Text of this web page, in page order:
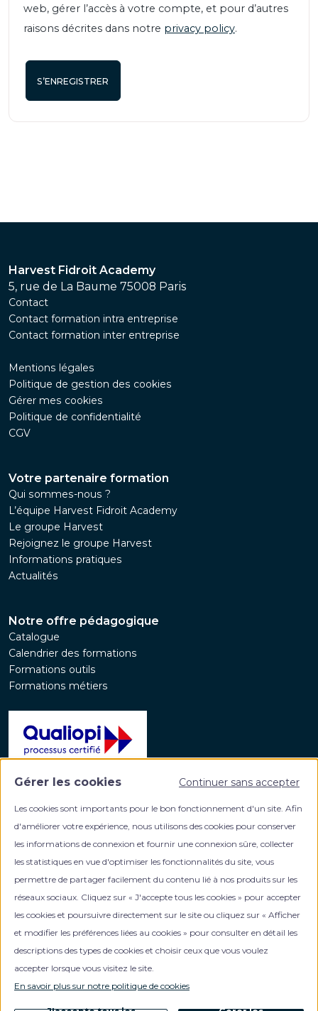
web, gérer l’accès à votre compte, et pour d’autres
raisons décrites dans notre privacy policy.
S’ENREGISTRER
Harvest Fidroit Academy
5, rue de La Baume 75008 Paris
Contact
Contact formation intra entreprise
Contact formation inter entreprise
Mentions légales
Politique de gestion des cookies
Gérer mes cookies
Politique de confidentialité
CGV
Votre partenaire formation
Qui sommes-nous ?
L’équipe Harvest Fidroit Academy
Le groupe Harvest
Rejoignez le groupe Harvest
Informations pratiques
Actualités
Notre offre pédagogique
Catalogue
Calendrier des formations
Formations outils
Formations métiers
catégorie d'action suivante :
ACTIONS DE FORMATION
Votre partenaire formation en gestion de patrimoine
NOUS CONTACTER
Gérer les cookies Continuer sans accepter
Les cookies sont importants pour le bon fonctionnement d'un site. Afin
d'améliorer votre expérience, nous utilisons des cookies pour conserver
les informations de connexion et fournir une connexion sûre, collecter
les statistiques en vue d'optimiser les fonctionnalités du site, vous
permettre de partager facilement du contenu lié à nos produits sur les
réseaux sociaux. Cliquez sur « J'accepte tous les cookies » pour accepter
les cookies et poursuivre directement sur le site ou cliquez sur « Afficher
et modifier les préférences liées au cookies » pour consulter en détail les
descriptions des types de cookies et choisir ceux que vous voulez
accepter lorsque vous visitez le site.
En savoir plus sur notre politique de cookies